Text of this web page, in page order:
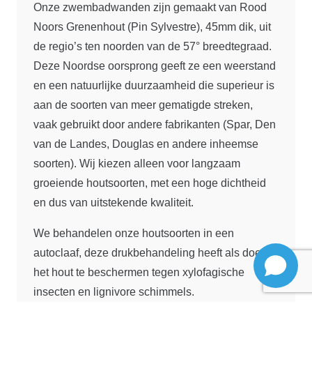
Onze zwembadwanden zijn gemaakt van Rood
Noors Grenenhout (Pin Sylvestre), 45mm dik, uit
de regio’s ten noorden van de 57° breedtegraad.
Deze Noordse oorsprong geeft ze een weerstand
en een natuurlijke duurzaamheid die superieur is
aan de soorten van meer gematigde streken,
vaak gebruikt door andere fabrikanten (Spar, Den
van de Landes, Douglas en andere inheemse
soorten). Wij kiezen alleen voor langzaam
groeiende houtsoorten, met een hoge dichtheid
en dus van uitstekende kwaliteit.
We behandelen onze houtsoorten in een
autoclaaf, deze drukbehandeling heeft als doel
het hout te beschermen tegen xylofagische
insecten en lignivore schimmels.